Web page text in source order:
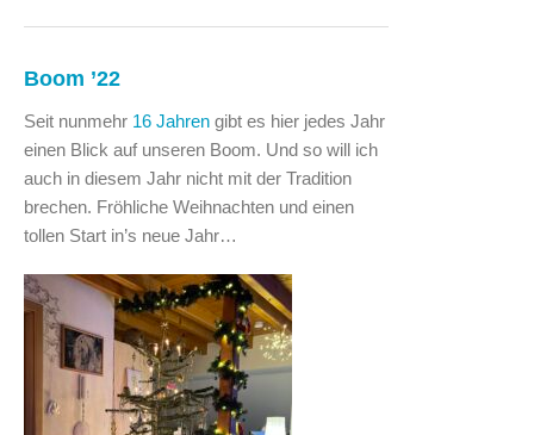
Boom ’22
Seit nunmehr 16 Jahren gibt es hier jedes Jahr
einen Blick auf unseren Boom. Und so will ich
auch in diesem Jahr nicht mit der Tradition
brechen. Fröhliche Weihnachten und einen
tollen Start in’s neue Jahr…